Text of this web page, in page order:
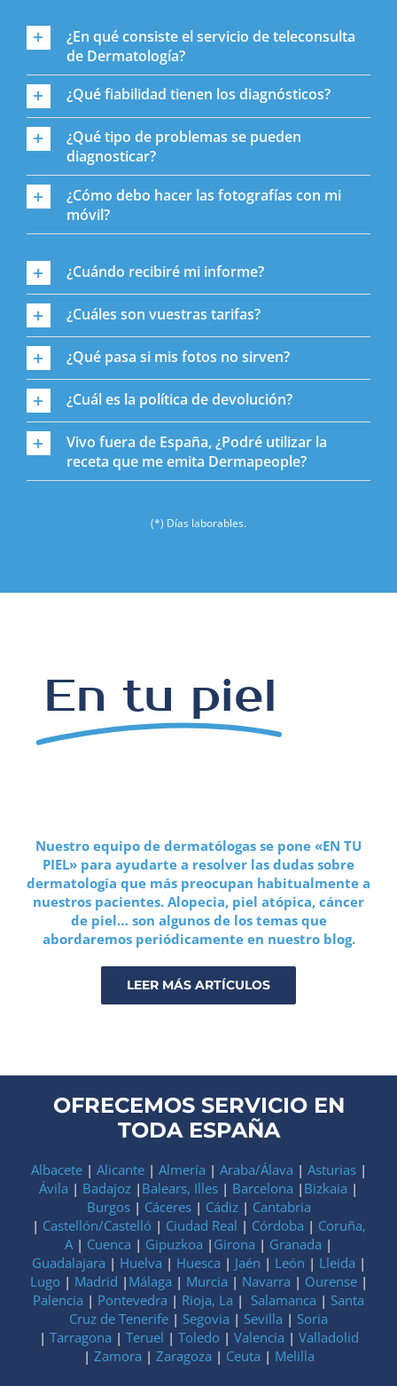
¿En qué consiste el servicio de teleconsulta
de Dermatología?
¿Qué fiabilidad tienen los diagnósticos?
¿Qué tipo de problemas se pueden
diagnosticar?
¿Cómo debo hacer las fotografías con mi
móvil?
¿Cuándo recibiré mi informe?
¿Cuáles son vuestras tarifas?
¿Qué pasa si mis fotos no sirven?
¿Cuál es la política de devolución?
Vivo fuera de España, ¿Podré utilizar la
receta que me emita Dermapeople?
(*) Días laborables.
En tu piel
Nuestro equipo de dermatólogas se pone «EN TU
PIEL» para ayudarte a resolver las dudas sobre
dermatología que más preocupan habitualmente a
nuestros pacientes. Alopecia, piel atópica, cáncer
de piel… son algunos de los temas que
abordaremos periódicamente en nuestro blog.
LEER MÁS ARTÍCULOS
OFRECEMOS SERVICIO EN
TODA ESPAÑA
Albacete| Alicante| Almería | Araba/Álava | Asturias|
Ávila | Badajoz | Balears, Illes | Barcelona | Bizkaia |
Burgos| Cáceres| Cádiz| Cantabria
| Castellón/Castelló | Ciudad Real | Córdoba | Coruña,
A | Cuenca | Gipuzkoa | Girona | Granada |
Guadalajara | Huelva | Huesca | Jaén | León | Lleida |
Lugo | Madrid | Málaga | Murcia | Navarra | Ourense|
Palencia | Pontevedra | Rioja, La | Salamanca | Santa
Cruz de Tenerife | Segovia | Sevilla | Soria
| Tarragona | Teruel | Toledo | Valencia | Valladolid
| Zamora | Zaragoza | Ceuta | Melilla